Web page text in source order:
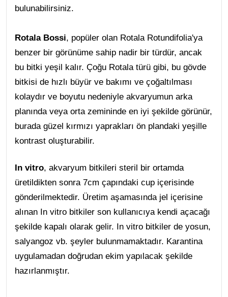
bulunabilirsiniz.
Rotala Bossi, popüler olan Rotala Rotundifolia'ya
benzer bir görünüme sahip nadir bir türdür, ancak
bu bitki yeşil kalır. Çoğu Rotala türü gibi, bu gövde
bitkisi de hızlı büyür ve bakımı ve çoğaltılması
kolaydır ve boyutu nedeniyle akvaryumun arka
planında veya orta zemininde en iyi şekilde görünür,
burada güzel kırmızı yaprakları ön plandaki yeşille
kontrast oluşturabilir.
In vitro, akvaryum bitkileri steril bir ortamda
üretildikten sonra 7cm çapındaki cup içerisinde
gönderilmektedir. Üretim aşamasında jel içerisine
alınan In vitro bitkiler son kullanıcıya kendi açacağı
şekilde kapalı olarak gelir. In vitro bitkiler de yosun,
salyangoz vb. şeyler bulunmamaktadır. Karantina
uygulamadan doğrudan ekim yapılacak şekilde
hazırlanmıştır.